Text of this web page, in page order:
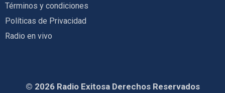
Términos y condiciones
Políticas de Privacidad
Radio en vivo
© 2026 Radio Exitosa Derechos Reservados